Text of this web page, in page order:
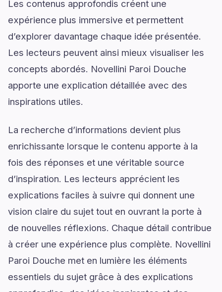
Les contenus approfondis créent une
expérience plus immersive et permettent
d’explorer davantage chaque idée présentée.
Les lecteurs peuvent ainsi mieux visualiser les
concepts abordés. Novellini Paroi Douche
apporte une explication détaillée avec des
inspirations utiles.
La recherche d’informations devient plus
enrichissante lorsque le contenu apporte à la
fois des réponses et une véritable source
d’inspiration. Les lecteurs apprécient les
explications faciles à suivre qui donnent une
vision claire du sujet tout en ouvrant la porte à
de nouvelles réflexions. Chaque détail contribue
à créer une expérience plus complète. Novellini
Paroi Douche met en lumière les éléments
essentiels du sujet grâce à des explications